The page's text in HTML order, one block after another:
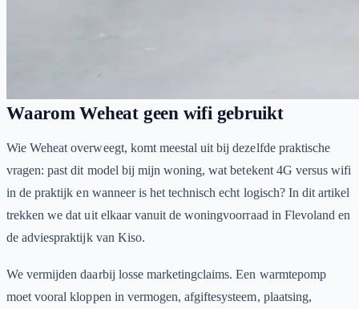
Waarom Weheat geen wifi gebruikt
Wie Weheat overweegt, komt meestal uit bij dezelfde praktische
vragen: past dit model bij mijn woning, wat betekent 4G versus wifi
in de praktijk en wanneer is het technisch echt logisch? In dit artikel
trekken we dat uit elkaar vanuit de woningvoorraad in Flevoland en
de adviespraktijk van Kiso.
We vermijden daarbij losse marketingclaims. Een warmtepomp
moet vooral kloppen in vermogen, afgiftesysteem, plaatsing,